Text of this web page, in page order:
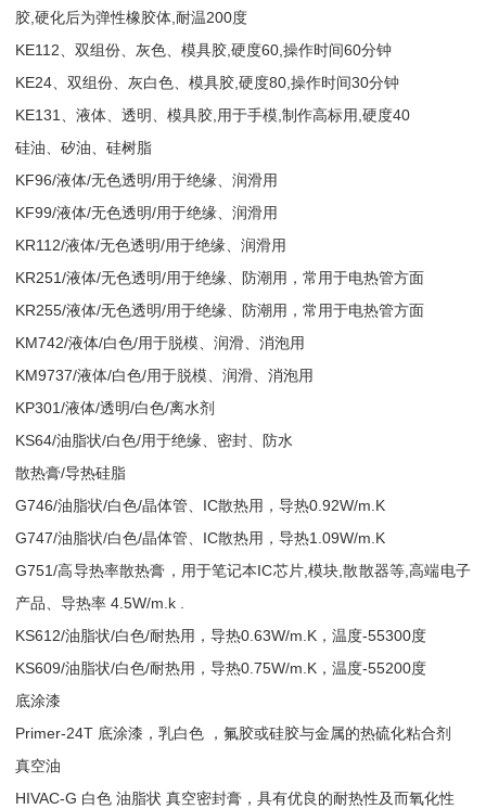
胶,硬化后为弹性橡胶体,耐温200度
KE112、双组份、灰色、模具胶,硬度60,操作时间60分钟
KE24、双组份、灰白色、模具胶,硬度80,操作时间30分钟
KE131、液体、透明、模具胶,用于手模,制作高标用,硬度40
硅油、矽油、硅树脂
KF96/液体/无色透明/用于绝缘、润滑用
KF99/液体/无色透明/用于绝缘、润滑用
KR112/液体/无色透明/用于绝缘、润滑用
KR251/液体/无色透明/用于绝缘、防潮用，常用于电热管方面
KR255/液体/无色透明/用于绝缘、防潮用，常用于电热管方面
KM742/液体/白色/用于脱模、润滑、消泡用
KM9737/液体/白色/用于脱模、润滑、消泡用
KP301/液体/透明/白色/离水剂
KS64/油脂状/白色/用于绝缘、密封、防水
散热膏/导热硅脂
G746/油脂状/白色/晶体管、IC散热用，导热0.92W/m.K
G747/油脂状/白色/晶体管、IC散热用，导热1.09W/m.K
G751/高导热率散热膏，用于笔记本IC芯片,模块,散散器等,高端电子
产品、导热率 4.5W/m.k .
KS612/油脂状/白色/耐热用，导热0.63W/m.K，温度-55300度
KS609/油脂状/白色/耐热用，导热0.75W/m.K，温度-55200度
底涂漆
Primer-24T 底涂漆，乳白色 ，氟胶或硅胶与金属的热硫化粘合剂
真空油
HIVAC-G 白色 油脂状 真空密封膏，具有优良的耐热性及而氧化性